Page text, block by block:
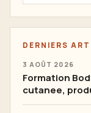
DERNIERS
3 AOÛT 2026
Formation
cutanee,